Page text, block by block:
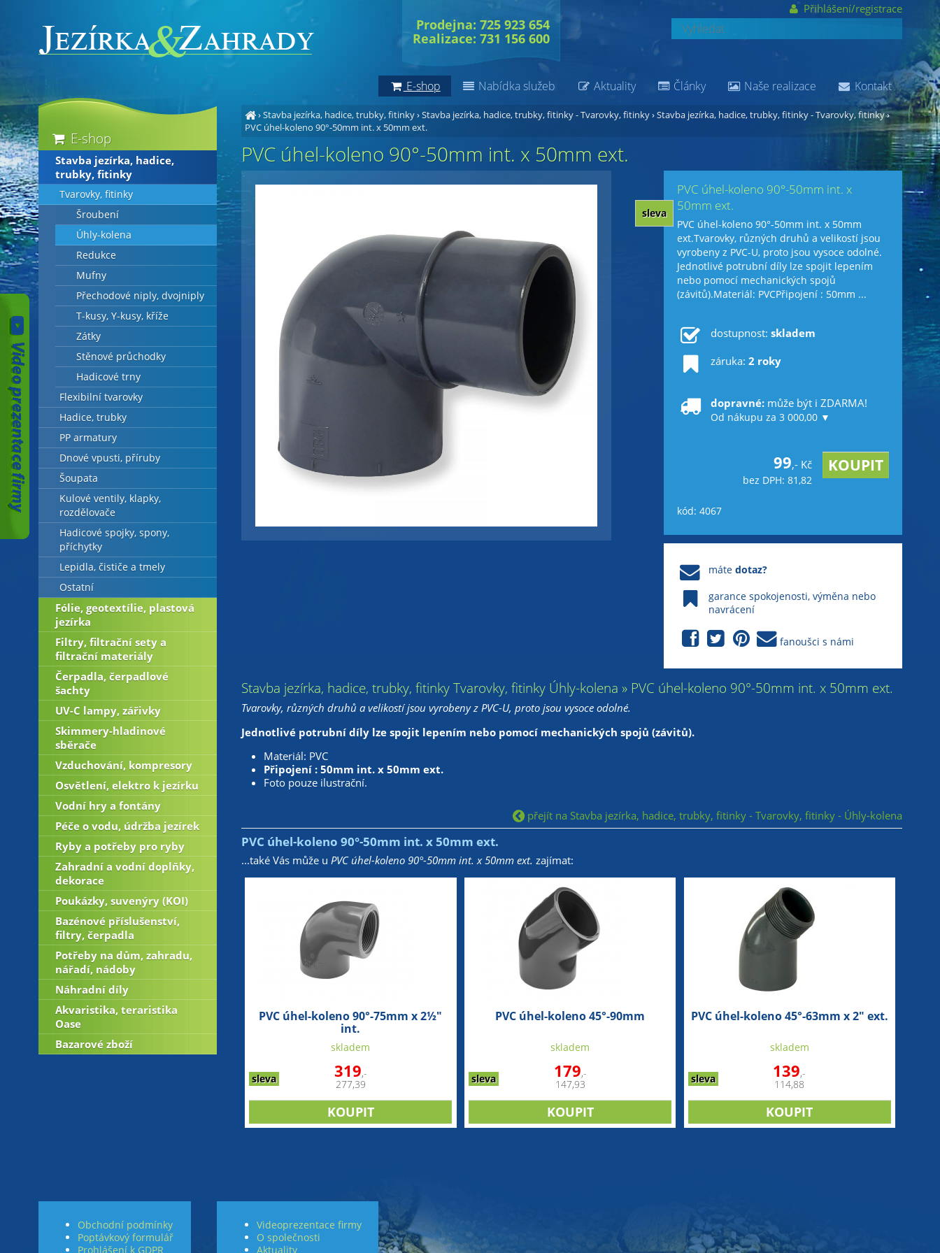
›Stavba jezírka, hadice, trubky, fitinky›Stavba jezírka, hadice, trubky, fitinky - Tvarovky, fitinky›Stavba jezírka, hadice, trubky, fitinky - Tvarovky, fitinky›
PVC úhel-koleno 90°-50mm int. x 50mm ext.
PVC úhel-koleno 90°-50mm int. x 50mm ext.
PVC úhel-koleno 90°-50mm int. x
50mm ext.
PVC úhel-koleno 90°-50mm int. x 50mm
ext.Tvarovky, různých druhů a velikostí jsou
vyrobeny z PVC-U, proto jsou vysoce odolné.
Jednotlivé potrubní díly lze spojit lepením
nebo pomocí mechanických spojů
(závitů).Materiál: PVCPřipojení : 50mm ...
sleva
dostupnost: skladem
záruka: 2 roky
dopravné: může být i ZDARMA!
Od nákupu za 3 000,00 ▼
99,- Kč
bez DPH: 81,82
kód: 4067
mátedotaz?
garance spokojenosti, výměna nebo
navrácení
fanoušci s námi
Stavba jezírka, hadice, trubky, fitinky Tvarovky, fitinky Úhly-kolena » PVC úhel-koleno 90°-50mm int. x 50mm ext.
Tvarovky, různých druhů a velikostí jsou vyrobeny z PVC-U, proto jsou vysoce odolné.
Jednotlivé potrubní díly lze spojit lepením nebo pomocí mechanických spojů (závitů).
Materiál: PVC
Připojení : 50mm int. x 50mm ext.
Foto pouze ilustrační.
přejít na Stavba jezírka, hadice, trubky, fitinky - Tvarovky, fitinky - Úhly-kolena
PVC úhel-koleno 90°-50mm int. x 50mm ext.
...také Vás může u PVC úhel-koleno 90°-50mm int. x 50mm ext. zajímat:
PVC úhel-koleno 90°-75mm x 2½"
int.
sleva
skladem
319,-
277,39
PVC úhel-koleno 45°-90mm
sleva
skladem
179,-
147,93
PVC úhel-koleno 45°-63mm x 2" ext.
sleva
skladem
139,-
114,88
E-shop
Stavba jezírka, hadice,
trubky, fitinky
Tvarovky, fitinky
Šroubení
Úhly-kolena
Redukce
Mufny
Přechodové niply, dvojniply
T-kusy, Y-kusy, kříže
Zátky
Stěnové průchodky
Hadicové trny
Flexibilní tvarovky
Hadice, trubky
PP armatury
Dnové vpusti, příruby
Šoupata
Kulové ventily, klapky,
rozdělovače
Hadicové spojky, spony,
příchytky
Lepidla, čističe a tmely
Ostatní
Fólie, geotextílie, plastová
jezírka
Filtry, filtrační sety a
filtrační materiály
Čerpadla, čerpadlové
šachty
UV-C lampy, zářivky
Skimmery-hladinové
sběrače
Vzduchování, kompresory
Osvětlení, elektro k jezírku
Vodní hry a fontány
Péče o vodu, údržba jezírek
Ryby a potřeby pro ryby
Zahradní a vodní doplňky,
dekorace
Poukázky, suvenýry (KOI)
Bazénové příslušenství,
filtry, čerpadla
Potřeby na dům, zahradu,
nářadí, nádoby
Náhradní díly
Akvaristika, teraristika
Oase
Bazarové zboží
E-shop Nabídka služeb Aktuality Články Naše realizace Kontakt
Prodejna: 725 923 654
Realizace: 731 156 600
Přihlášení/registrace
Obchodní podmínky
Poptávkový formulář
Prohlášení k GDPR
Videoprezentace firmy
O společnosti
Aktuality